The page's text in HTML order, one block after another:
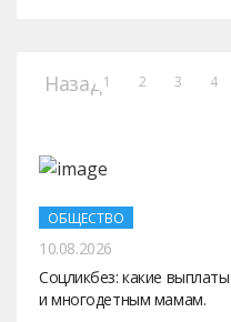
Назад 1 2 3 4
ОБЩЕСТВО
10.08.2026
Соцликбез: какие
и многодетным мамам.